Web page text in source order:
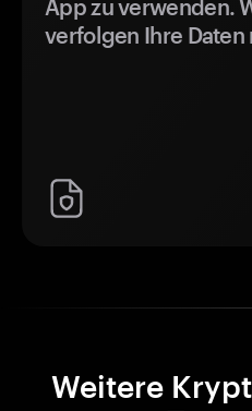
App zu verwenden.
verfolgen Ihre Daten
Weitere